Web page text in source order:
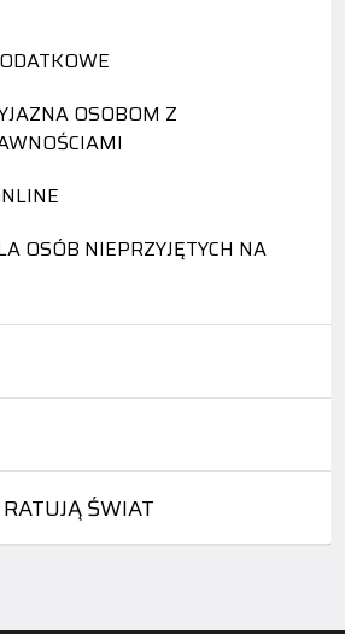
OSOBOM Z
OSÓB NIEPRZYJĘTYCH NA
ŚWIAT